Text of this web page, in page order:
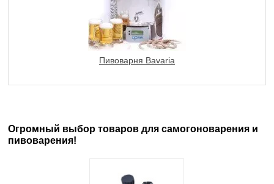
Пивоварня Bavaria
Огромный выбор товаров для самогоноварения и
пивоварения!